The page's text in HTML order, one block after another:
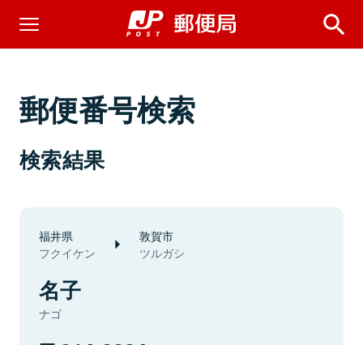
郵便番号検索
検索結果
福井県
フクイケン
敦賀市
ツルガシ
名子
ナゴ